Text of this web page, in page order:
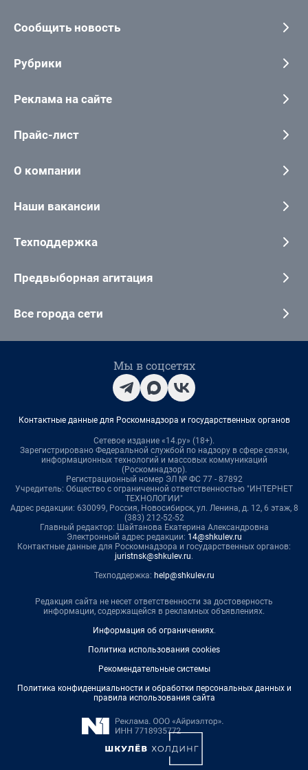
Сообщить новость
Рубрики
Реклама на сайте
Прайс-лист
О компании
Наши вакансии
Техподдержка
Предвыборная агитация
Все города сети
Мы в соцсетях
Контактные данные для Роскомнадзора и государственных органов
Сетевое издание «14.ру» (18+).
Зарегистрировано Федеральной службой по надзору в сфере связи,
информационных технологий и массовых коммуникаций
(Роскомнадзор).
Регистрационный номер ЭЛ № ФС 77 - 87892
Учредитель: Общество с ограниченной ответственностью "ИНТЕРНЕТ
ТЕХНОЛОГИИ"
Адрес редакции: 630099, Россия, Новосибирск, ул. Ленина, д. 12, 6 этаж, 8
(383) 212-52-52
Главный редактор: Шайтанова Екатерина Александровна
Электронный адрес редакции: 14@shkulev.ru
Контактные данные для Роскомнадзора и государственных органов:
juristnsk@shkulev.ru.
Техподдержка: help@shkulev.ru
Редакция сайта не несет ответственности за достоверность
информации, содержащейся в рекламных объявлениях.
Информация об ограничениях.
Политика использования cookies
Рекомендательные системы
Политика конфиденциальности и обработки персональных данных и
правила использования сайта